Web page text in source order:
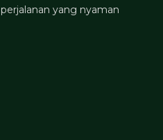
yang nyaman